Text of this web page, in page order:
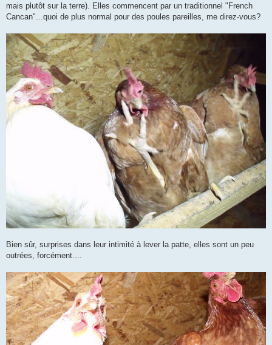
mais plutôt sur la terre). Elles commencent par un traditionnel "French
Cancan"...quoi de plus normal pour des poules pareilles, me direz-vous?
Bien sûr, surprises dans leur intimité à lever la patte, elles sont un peu
outrées, forcément....